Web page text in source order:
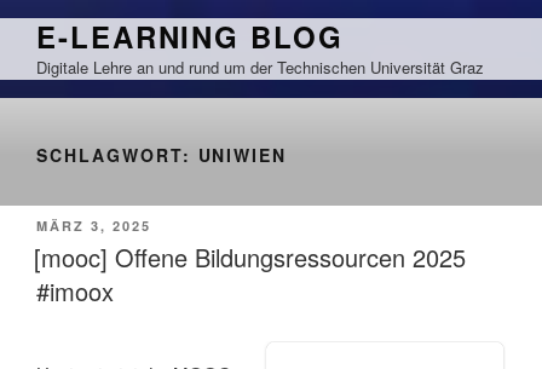
Zum
springen
E-LEARNING BLOG
Digitale Lehre an und rund um der Technischen Universität Graz
SCHLAGWORT: UNIWIEN
VERÖFFENTLICHT
AM
MÄRZ 3, 2025
[mooc] Offene Bildungsressourcen 2025
#imoox